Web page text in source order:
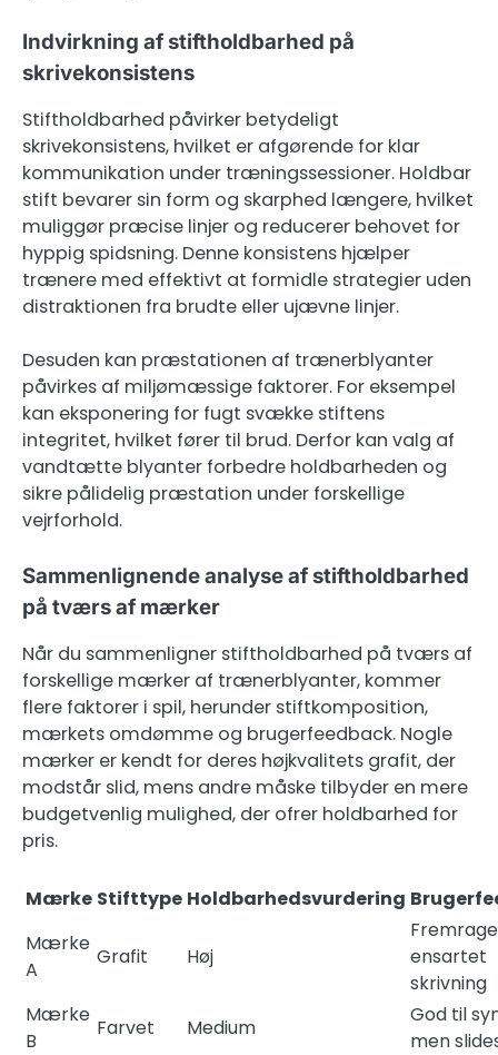
Indvirkning af stiftholdbarhed på
skrivekonsistens
Stiftholdbarhed påvirker betydeligt
skrivekonsistens, hvilket er afgørende for klar
kommunikation under træningssessioner. Holdbar
stift bevarer sin form og skarphed længere, hvilket
muliggør præcise linjer og reducerer behovet for
hyppig spidsning. Denne konsistens hjælper
trænere med effektivt at formidle strategier uden
distraktionen fra brudte eller ujævne linjer.
Desuden kan præstationen af trænerblyanter
påvirkes af miljømæssige faktorer. For eksempel
kan eksponering for fugt svække stiftens
integritet, hvilket fører til brud. Derfor kan valg af
vandtætte blyanter forbedre holdbarheden og
sikre pålidelig præstation under forskellige
vejrforhold.
Sammenlignende analyse af stiftholdbarhed
på tværs af mærker
Når du sammenligner stiftholdbarhed på tværs af
forskellige mærker af trænerblyanter, kommer
flere faktorer i spil, herunder stiftkomposition,
mærkets omdømme og brugerfeedback. Nogle
mærker er kendt for deres højkvalitets grafit, der
modstår slid, mens andre måske tilbyder en mere
budgetvenlig mulighed, der ofrer holdbarhed for
pris.
Mærke Stifttype Holdbarhedsvurdering
Mærke
A
Grafit Høj
ensartet
skrivning
Mærke
B
Farvet Medium
God til
men